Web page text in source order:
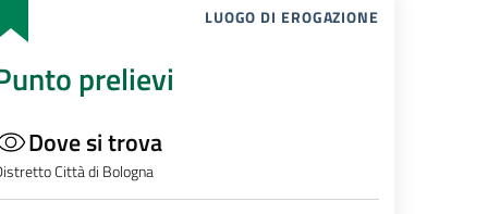
LUOGO DI EROGAZIONE
prelievi
Dove si trova
Città di Bologna